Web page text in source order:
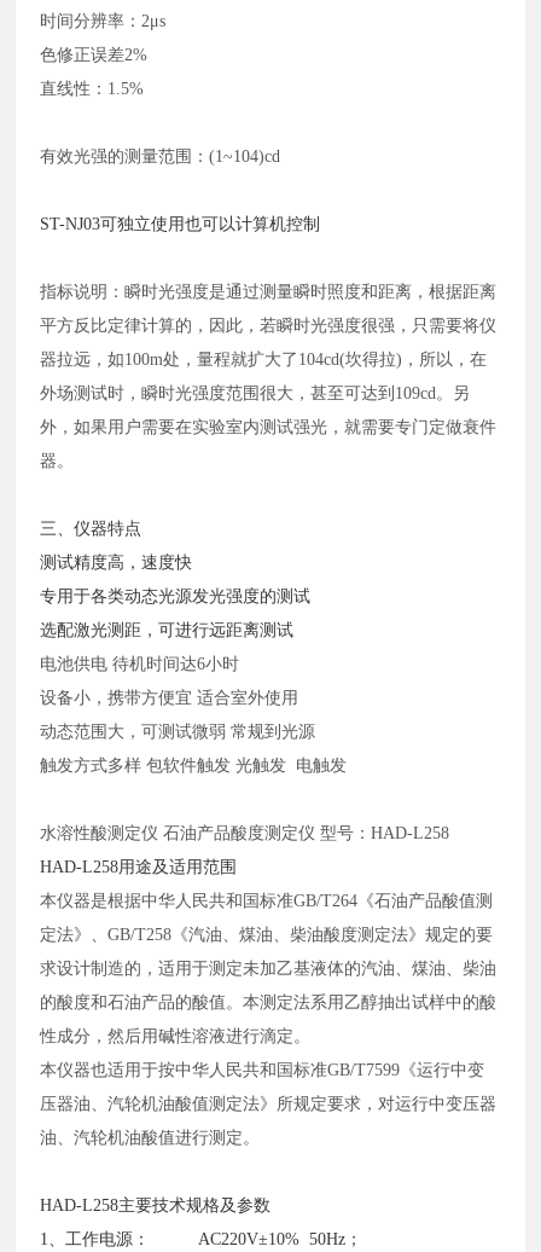
时间分辨率： 2μs
色修正误差2%
直线性： 1.5%
有效光强的测量范围：(1~104)cd
ST-NJ03可独立使用也可以计算机控制
指标说明：瞬时光强度是通过测量瞬时照度和距离，根据距离
平方反比定律计算的，因此，若瞬时光强度很强，只需要将仪
器拉远，如100m处，量程就扩大了104cd(坎得拉)，所以，在
外场测试时，瞬时光强度范围很大，甚至可达到109cd。另
外，如果用户需要在实验室内测试强光，就需要专门定做衰件
器。
三、仪器特点
测试精度高，速度快
专用于各类动态光源发光强度的测试
选配激光测距，可进行远距离测试
电池供电 待机时间达6小时
设备小，携带方便宜 适合室外使用
动态范围大，可测试微弱 常规到光源
触发方式多样 包软件触发 光触发 电触发
水溶性酸测定仪 石油产品酸度测定仪 型号：HAD-L258
HAD-L258用途及适用范围
本仪器是根据中华人民共和国标准GB/T264《石油产品酸值测
定法》、GB/T258《汽油、煤油、柴油酸度测定法》规定的要
求设计制造的，适用于测定未加乙基液体的汽油、煤油、柴油
的酸度和石油产品的酸值。本测定法系用乙醇抽出试样中的酸
性成分，然后用碱性溶液进行滴定。
本仪器也适用于按中华人民共和国标准GB/T7599《运行中变
压器油、汽轮机油酸值测定法》所规定要求，对运行中变压器
油、汽轮机油酸值进行测定。
HAD-L258主要技术规格及参数
1、工作电源： AC220V±10% 50Hz；